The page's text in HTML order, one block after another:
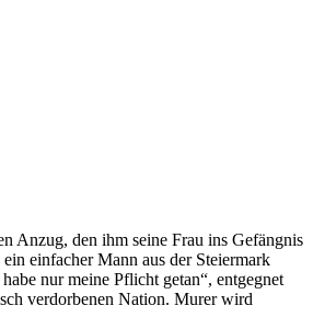
Anzug, den ihm seine Frau ins Gefängnis
einfacher Mann aus der Steiermark
nur meine Pflicht getan“, entgegnet
verdorbenen Nation. Murer wird